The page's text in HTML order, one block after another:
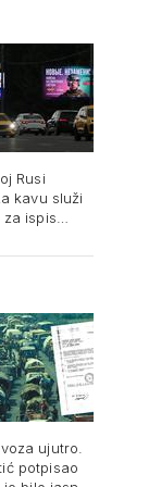
Rusi
kavu služi
ispis
ujutro.
potpisao